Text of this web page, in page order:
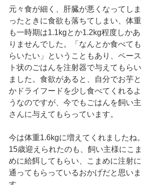
元々食が細く、肝臓が悪くなってしま
ったときに食欲も落ちてしまい、体重
も一時期は1.1kgとか1.2kg程度しかあ
りませんでした。「なんとか食べても
らいたい」ということもあり、ペース
ト状のごはんを注射器で与えてもらい
ました。食欲があると、自分でお芋と
かドライフードを少し食べてくれるよ
うなのですが、今でもごはんを飼い主
さんに与えてもらっています。
今は体重1.6kgに増えてくれましたね。
15歳迎えられたのも、飼い主様にこま
めに給餌してもらい、こまめに注射に
通ってもらっているおかげだと思いま